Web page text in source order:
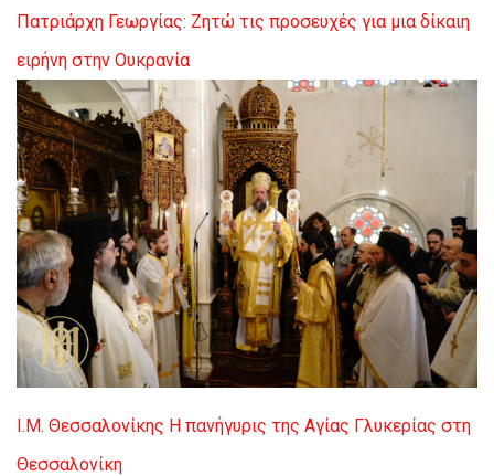
Πατριάρχη Γεωργίας: Ζητώ τις προσευχές για μια δίκαιη
ειρήνη στην Ουκρανία
Ι.Μ. Θεσσαλονίκης Η πανήγυρις της Αγίας Γλυκερίας στη
Θεσσαλονίκη